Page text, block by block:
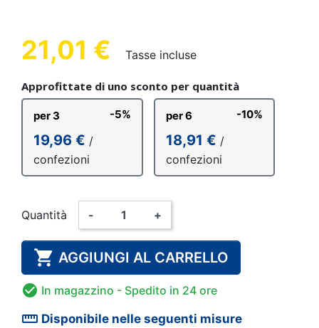
21,01 € Tasse incluse
Approfittate di uno sconto per quantità
per 3 -5%
19,96 € /
confezioni
per 6 -10%
18,91 € /
confezioni
Quantità - +
 AGGIUNGI AL CARRELLO
 In magazzino - Spedito in 24 ore
straighten Disponibile nelle seguenti misure